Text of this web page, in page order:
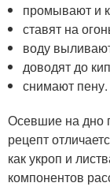
промывают и
ставят на
воду
доводят до
снимают пену.
Осевшие на дно
рецепт
как укроп и
компонентов